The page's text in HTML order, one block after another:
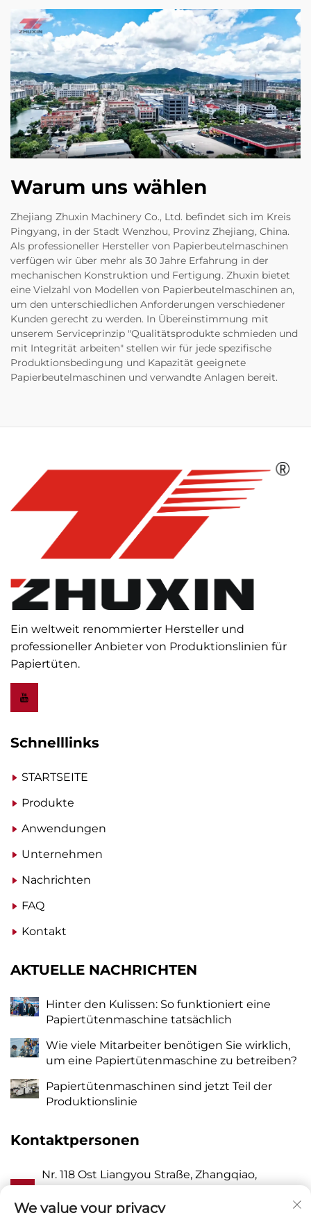
Warum uns wählen
Zhejiang Zhuxin Machinery Co., Ltd. befindet sich im Kreis
Pingyang, in der Stadt Wenzhou, Provinz Zhejiang, China.
Als professioneller Hersteller von Papierbeutelmaschinen
verfügen wir über mehr als 30 Jahre Erfahrung in der
mechanischen Konstruktion und Fertigung. Zhuxin bietet
eine Vielzahl von Modellen von Papierbeutelmaschinen an,
um den unterschiedlichen Anforderungen verschiedener
Kunden gerecht zu werden. In Übereinstimmung mit
unserem Serviceprinzip "Qualitätsprodukte schmieden und
mit Integrität arbeiten" stellen wir für jede spezifische
Produktionsbedingung und Kapazität geeignete
Papierbeutelmaschinen und verwandte Anlagen bereit.
Ein weltweit renommierter Hersteller und
professioneller Anbieter von Produktionslinien für
Papiertüten.
Schnelllinks
STARTSEITE
Produkte
Anwendungen
Unternehmen
Nachrichten
FAQ
Kontakt
AKTUELLE NACHRICHTEN
Hinter den Kulissen: So funktioniert eine
Papiertütenmaschine tatsächlich
Wie viele Mitarbeiter benötigen Sie wirklich,
um eine Papiertütenmaschine zu betreiben?
Papiertütenmaschinen sind jetzt Teil der
Produktionslinie
Kontaktpersonen
Nr. 118 Ost Liangyou Straße, Zhangqiao,
Zhejiang P.R. China 325409
We value your privacy